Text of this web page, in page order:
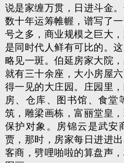
说是家缠万贯，日进斗金
数十年运筹帷幄，谱写了
号之多，商业规模之巨大
是同时代人鲜有可比的。
略见一斑。伯延房家大院
就有三十余座，大小房屋
得一见的大庄园。庄园里
房、仓库、图书馆、食堂
筑，雕梁画栋，富丽堂皇
保护对象。房锦云是武安
贾，那时，房家每日进进
客商，劈哩啪啦的算盘声